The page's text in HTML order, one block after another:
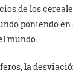
de los
poniendo en
mundo.
la